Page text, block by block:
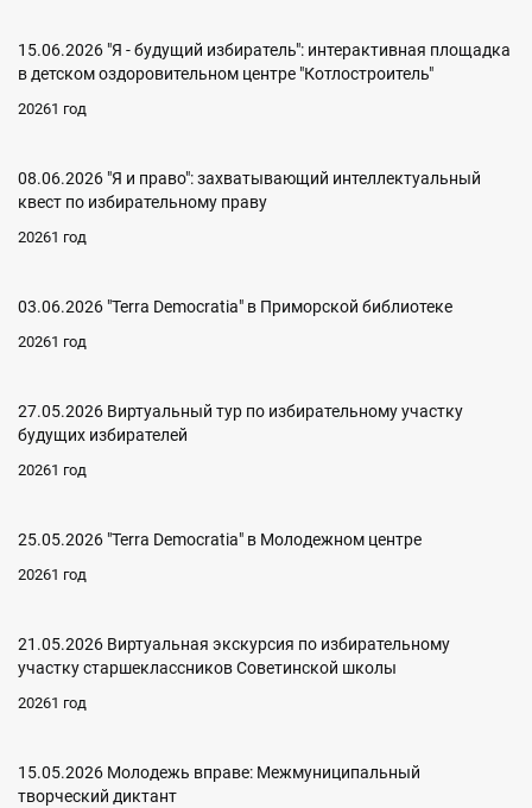
15.06.2026 "Я - будущий избиратель": интерактивная площадка
в детском оздоровительном центре "Котлостроитель"
20261 год
08.06.2026 "Я и право": захватывающий интеллектуальный
квест по избирательному праву
20261 год
03.06.2026 "Terra Democratia" в Приморской библиотеке
20261 год
27.05.2026 Виртуальный тур по избирательному участку
будущих избирателей
20261 год
25.05.2026 "Terra Democratia" в Молодежном центре
20261 год
21.05.2026 Виртуальная экскурсия по избирательному
участку старшеклассников Советинской школы
20261 год
15.05.2026 Молодежь вправе: Межмуниципальный
творческий диктант